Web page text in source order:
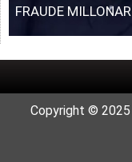
FRAUDE
Copyright © 2025